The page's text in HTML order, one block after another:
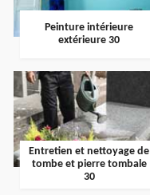
Peinture intérieure
extérieure 30
Entretien et nettoyage de
tombe et pierre tombale
30